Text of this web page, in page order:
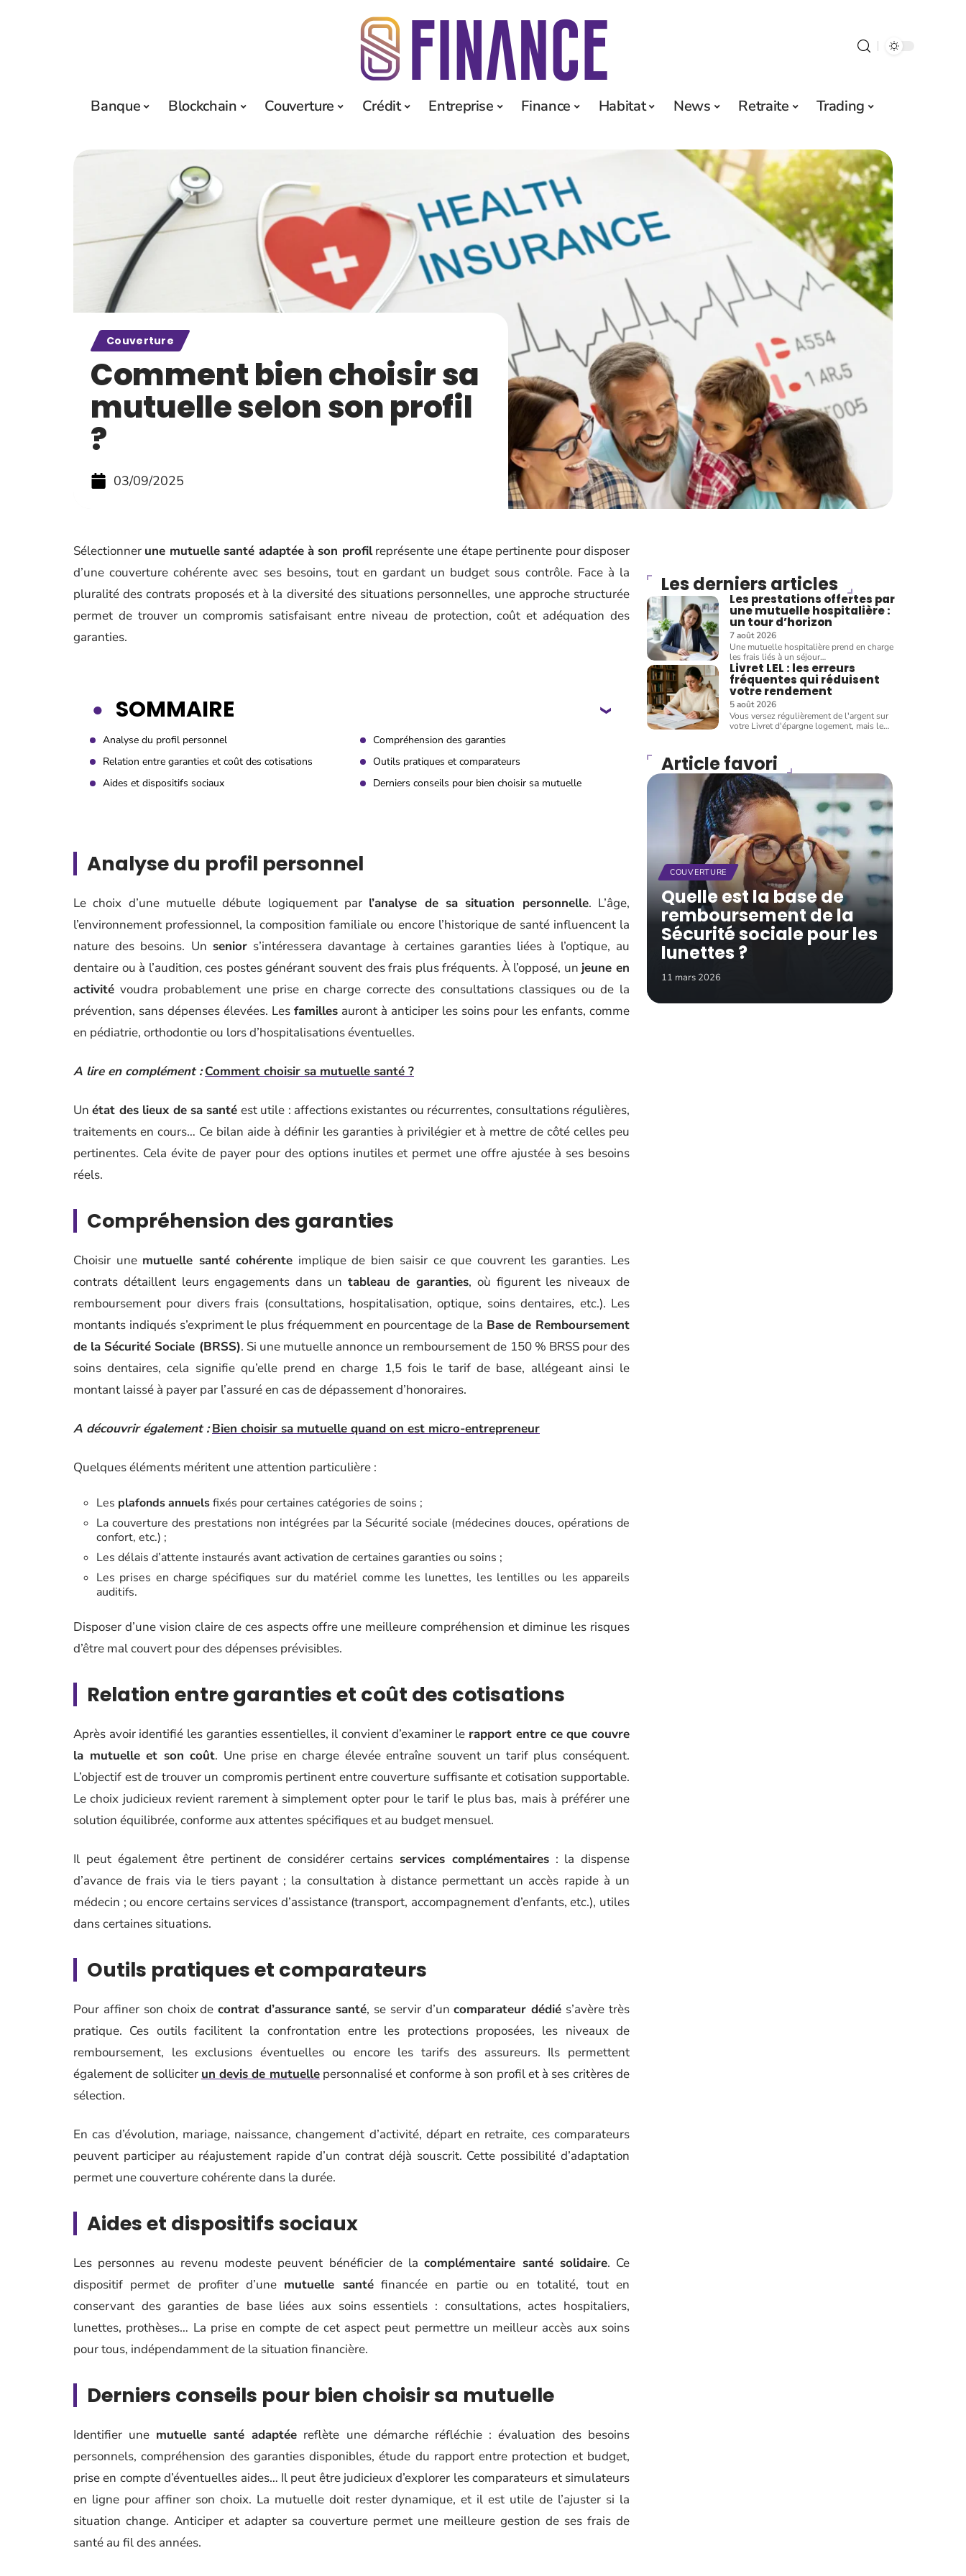
Banque Blockchain Couverture Crédit Entreprise Finance Habitat News Retraite Trading
Couverture
Comment bien choisir sa
mutuelle selon son profil
?
03/09/2025
Sélectionner une mutuelle santé adaptée à son profilreprésente une étape pertinente pour disposer
d’une couverture cohérente avec ses besoins, tout en gardant un budget sous contrôle. Face à la
pluralité des contrats proposés et à la diversité des situations personnelles, une approche structurée
permet de trouver un compromis satisfaisant entre niveau de protection, coût et adéquation des
garanties.
SOMMAIRE
Analyse du profil personnel
Compréhension des garanties
Relation entre garanties et coût des cotisations
Outils pratiques et comparateurs
Aides et dispositifs sociaux
Derniers conseils pour bien choisir sa mutuelle
Analyse du profil personnel
Le choix d’une mutuelle débute logiquement par l’analyse de sa situation personnelle. L’âge,
l’environnement professionnel, la composition familiale ou encore l’historique de santé influencent la
nature des besoins. Un seniors’intéressera davantage à certaines garanties liées à l’optique, au
dentaire ou à l’audition, ces postes générant souvent des frais plus fréquents. À l’opposé, un jeune en
activité voudra probablement une prise en charge correcte des consultations classiques ou de la
prévention, sans dépenses élevées. Les familles auront à anticiper les soins pour les enfants, comme
en pédiatrie, orthodontie ou lors d’hospitalisations éventuelles.
A lire en complément : Comment choisir sa mutuelle santé ?
Unétat des lieux de sa santé est utile : affections existantes ou récurrentes, consultations régulières,
traitements en cours… Ce bilan aide à définir les garanties à privilégier et à mettre de côté celles peu
pertinentes. Cela évite de payer pour des options inutiles et permet une offre ajustée à ses besoins
réels.
Compréhension des garanties
Choisir une mutuelle santé cohérente implique de bien saisir ce que couvrent les garanties. Les
contrats détaillent leurs engagements dans un tableau de garanties, où figurent les niveaux de
remboursement pour divers frais (consultations, hospitalisation, optique, soins dentaires, etc.). Les
montants indiqués s’expriment le plus fréquemment en pourcentage de la Base de Remboursement
de la Sécurité Sociale (BRSS). Si une mutuelle annonce un remboursement de 150 % BRSS pour des
soins dentaires, cela signifie qu’elle prend en charge 1,5 fois le tarif de base, allégeant ainsi le
montant laissé à payer par l’assuré en cas de dépassement d’honoraires.
A découvrir également : Bien choisir sa mutuelle quand on est micro-entrepreneur
Quelques éléments méritent une attention particulière :
Les plafonds annuelsfixés pour certaines catégories de soins ;
La couverture des prestations non intégrées par la Sécurité sociale (médecines douces, opérations de
confort, etc.) ;
Les délais d’attente instaurés avant activation de certaines garanties ou soins ;
Les prises en charge spécifiques sur du matériel comme les lunettes, les lentilles ou les appareils
auditifs.
Disposer d’une vision claire de ces aspects offre une meilleure compréhension et diminue les risques
d’être mal couvert pour des dépenses prévisibles.
Relation entre garanties et coût des cotisations
Après avoir identifié les garanties essentielles, il convient d’examiner le rapport entre ce que couvre
la mutuelle et son coût. Une prise en charge élevée entraîne souvent un tarif plus conséquent.
L’objectif est de trouver un compromis pertinent entre couverture suffisante et cotisation supportable.
Le choix judicieux revient rarement à simplement opter pour le tarif le plus bas, mais à préférer une
solution équilibrée, conforme aux attentes spécifiques et au budget mensuel.
Il peut également être pertinent de considérer certains services complémentaires: la dispense
d’avance de frais via le tiers payant ; la consultation à distance permettant un accès rapide à un
médecin ; ou encore certains services d’assistance (transport, accompagnement d’enfants, etc.), utiles
dans certaines situations.
Outils pratiques et comparateurs
Pour affiner son choix decontrat d’assurance santé, se servir d’uncomparateur dédié s’avère très
pratique. Ces outils facilitent la confrontation entre les protections proposées, les niveaux de
remboursement, les exclusions éventuelles ou encore les tarifs des assureurs. Ils permettent
également de solliciter un devis de mutuellepersonnalisé et conforme à son profil et à ses critères de
sélection.
En cas d’évolution, mariage, naissance, changement d’activité, départ en retraite, ces comparateurs
peuvent participer au réajustement rapide d’un contrat déjà souscrit. Cette possibilité d’adaptation
permet une couverture cohérente dans la durée.
Aides et dispositifs sociaux
Les personnes au revenu modeste peuvent bénéficier de lacomplémentaire santé solidaire. Ce
dispositif permet de profiter d’une mutuelle santéfinancée en partie ou en totalité, tout en
conservant des garanties de base liées aux soins essentiels : consultations, actes hospitaliers,
lunettes, prothèses… La prise en compte de cet aspect peut permettre un meilleur accès aux soins
pour tous, indépendamment de la situation financière.
Derniers conseils pour bien choisir sa mutuelle
Identifier une mutuelle santé adaptée reflète une démarche réfléchie : évaluation des besoins
personnels, compréhension des garanties disponibles, étude du rapport entre protection et budget,
prise en compte d’éventuelles aides… Il peut être judicieux d’explorer les comparateurs et simulateurs
en ligne pour affiner son choix. La mutuelle doit rester dynamique, et il est utile de l’ajuster si la
situation change. Anticiper et adapter sa couverture permet une meilleure gestion de ses frais de
santé au fil des années.
Les derniers articles
Les prestations offertes par
une mutuelle hospitalière :
un tour d’horizon
7 août 2026
Une mutuelle hospitalière prend en charge
les frais liés à un séjour…
Livret LEL : les erreurs
fréquentes qui réduisent
votre rendement
5 août 2026
Vous versez régulièrement de l'argent sur
votre Livret d'épargne logement, mais le…
Article favori
COUVERTURE
Quelle est la base de
remboursement de la
Sécurité sociale pour les
lunettes ?
11 mars 2026